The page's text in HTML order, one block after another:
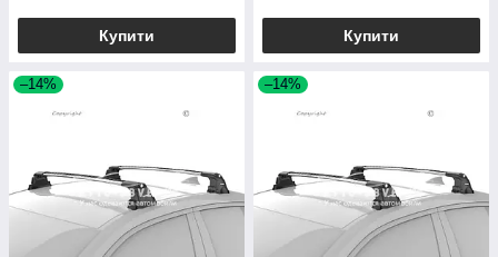
Купити Купити
–14% –14%